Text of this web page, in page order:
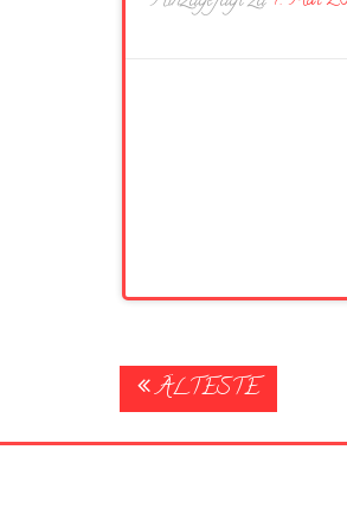
Posts
navigation
ÄLTESTE